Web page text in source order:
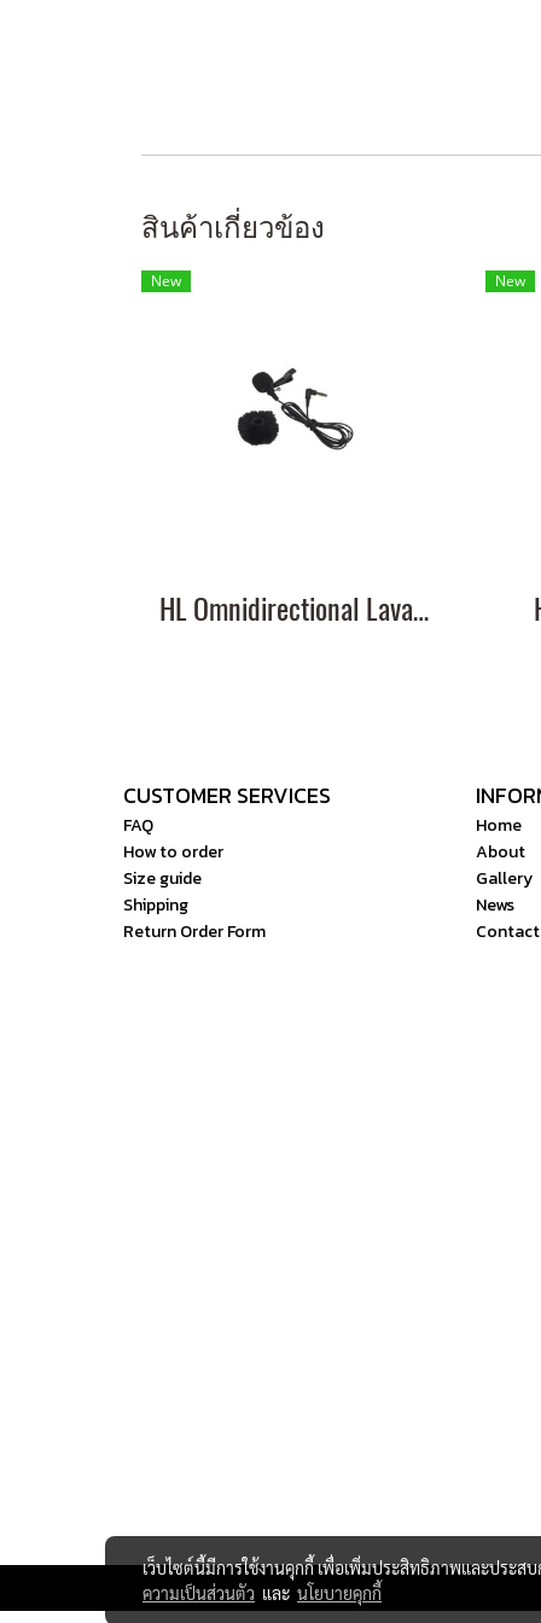
สินค้าเกี่ยวข้อง
New
HL Omnidirectional Lavalier Microphone
New
CUSTOMER SERVICES
FAQ
How to order
Size guide
Shipping
Return Order Form
Home
About
Gallery
News
เว็บไซต์นี้มีการใช้งานคุกกี้ เพื่อเพิ่มประสิทธิภาพและประส
ความเป็นส่วนตัว และ นโยบายคุกกี้